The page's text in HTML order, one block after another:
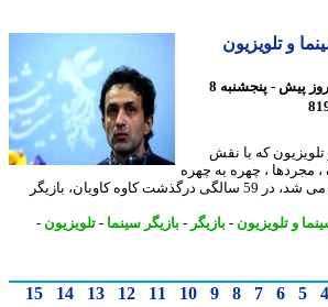
تلویزیون
8 روز پیش - پنجشنبه 8
که با نقش
، چهره به چهره
و کتابفروشی هدهد شناخته می شد، در 59 سالگی درگذشت کاوه کاویان، بازیگر
تلویزیون -بازیگر-بازیگر سینما-تلویزیون -
5
6
7
8
9
10
11
12
13
14
15